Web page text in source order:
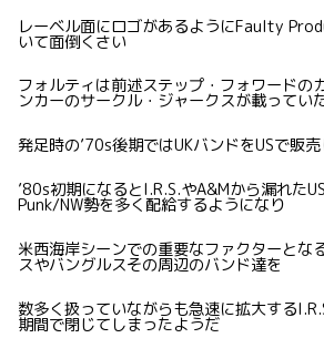
レーベル面にロゴがあるようにFaulty
いて面倒くさい
フォルティは前述ステップ・フォワードの
ンカーのサークル・ジャークスが載ってい
発足時の’70s後期ではUKバンドをUSで販
’80s初期になるとI.R.S.やA&Mから漏れた
Punk/NW勢を多く配給するようになり
米西海岸シーンでの重要なファクターとな
スやバングルスその周辺のバンド達を
数多く扱っていながらも急速に拡大する
期間で閉じてしまったようだ